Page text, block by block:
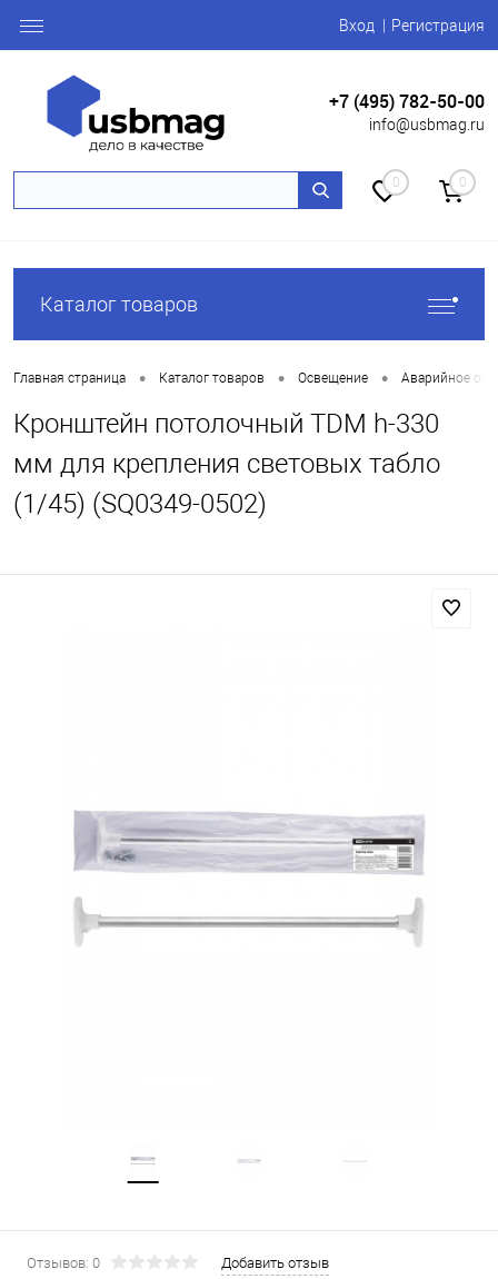
Вход Регистрация
+7 (495) 782-50-00
info@usbmag.ru
0 0
Каталог товаров
Главная страница • Каталог товаров • Освещение • Аварийное
Кронштейн потолочный TDM h-330
мм для крепления световых табло
(1/45) (SQ0349-0502)
Отзывов: 0
Добавить отзыв